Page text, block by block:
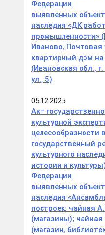
Федерации
выявленных
наследия «ДК
промышленности»
Иваново, Почтовая
квартирный дом на
(Ивановская обл.,
ул., 5)
05.12.2025:
Акт
культурной
целесообразности
государственный
культурного
истории и
Федерации
выявленных
наследия
построек: чайная
(магазины);
(магазин,